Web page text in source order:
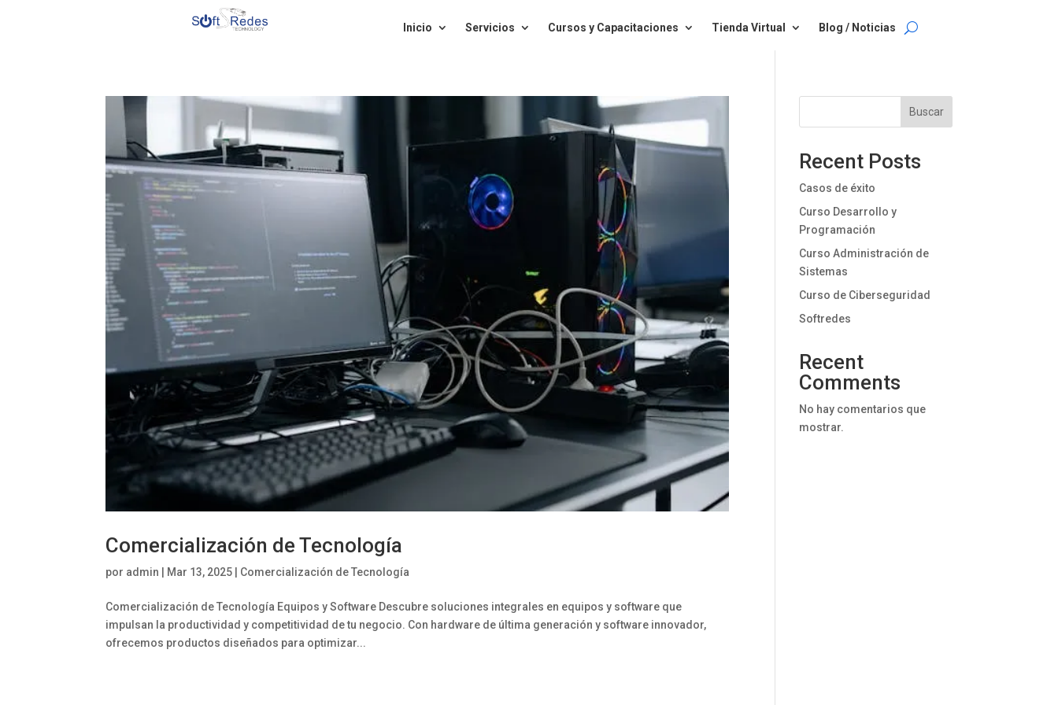
Inicio Servicios Cursos y Capacitaciones Tienda Virtual Blog / Noticias
Comercialización de Tecnología
por admin Mar 13, 2025 Comercialización de Tecnología
Comercialización de Tecnología Equipos y Software Descubre soluciones integrales en equipos y software que
impulsan la productividad y competitividad de tu negocio. Con hardware de última generación y software innovador,
ofrecemos productos diseñados para optimizar...
Buscar
Recent Posts
Casos de éxito
Curso Desarrollo y
Programación
Curso Administración de
Sistemas
Curso de Ciberseguridad
Softredes
Recent
Comments
No hay comentarios que
mostrar.